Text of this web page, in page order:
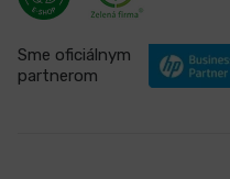
Sme oficiálnym
partnerom